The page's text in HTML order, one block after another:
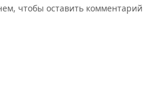
чтобы оставить комментарий